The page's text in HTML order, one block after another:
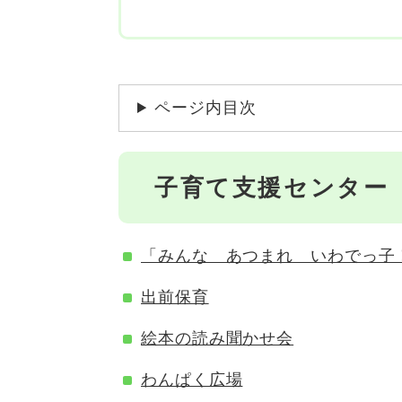
ページ内目次
子育て支援センター
「みんな あつまれ いわでっ子
出前保育
絵本の読み聞かせ会
わんぱく広場